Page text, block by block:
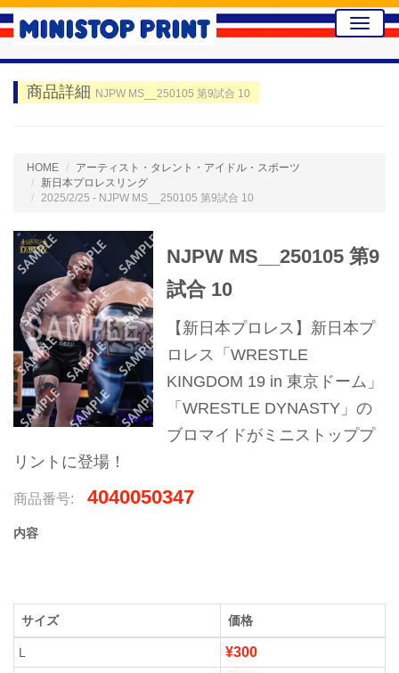
Toggle
商品詳細 NJPW MS__250105 第9試合 10
HOME
アーティスト・タレント・アイドル・スポーツ
新日本プロレスリング
2025/2/25 - NJPW MS__250105 第9試合 10
NJPW MS__250105 第9
試合 10
【新日本プロレス】新日本プ
ロレス「WRESTLE
KINGDOM 19 in 東京ドーム」
「WRESTLE DYNASTY」の
ブロマイドがミニストッププ
リントに登場！
商品番号: 4040050347
内容
サイズ 価格
L ¥300